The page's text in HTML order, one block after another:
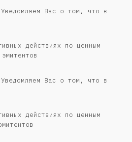
Вас о том, что в
действиях по ценным
Вас о том, что в
действиях по ценным